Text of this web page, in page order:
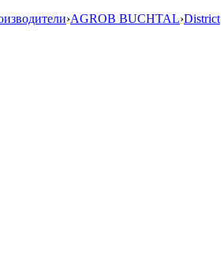
›AGROB BUCHTAL›District